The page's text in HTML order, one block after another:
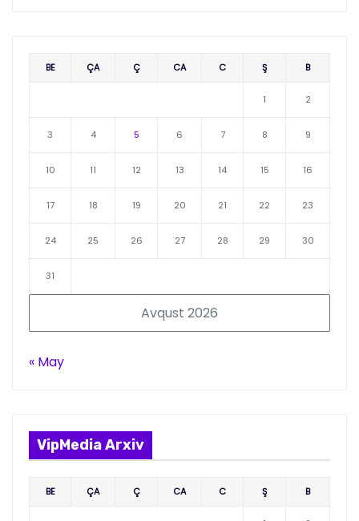
Avqust 2026
BE ÇA Ç CA C Ş B
1 2
3 4 5 6 7 8 9
10 11 12 13 14 15 16
17 18 19 20 21 22 23
24 25 26 27 28 29 30
31
« May
VipMedia Arxiv
BE ÇA Ç CA C Ş B